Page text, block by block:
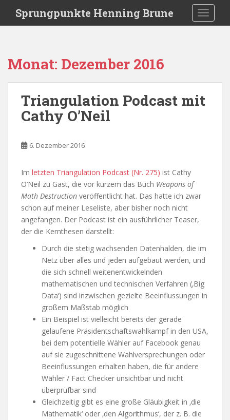
i
Sprungpunkte Henning Brune
Monat: Dezember 2016
Triangulation Podcast mit
Cathy O’Neil
6. Dezember 2016
Im letzten Triangulation Podcast (Nr. 275) ist Cathy
O’Neil zu Gast, die vor kurzem das Buch Weapons of
Math Destruction veröffentlicht hat. Das hatte ich zwar
schon auf meiner Leseliste, aber bisher noch nicht
angefangen. Der Podcast ist ein ausführlicher Teaser,
der die Kernthesen darstellt:
Durch die stetig wachsenden Datenhalden, die im
Netz über alles und jeden aufgebaut werden, und
die sich schnell weitenentwickelnden
mathematischen und technischen Verfahren (‚Big
Data‘) sind inzwischen gezielte Beeinflussungen in
großem Maßstab möglich
Ein Beispiel ist vielleicht bereits der gerade
gelaufene Präsidentschaftswahlkampf in den USA,
bei dem potentielle Wähler auf Facebook genau
auf sie zugeschnittene Wahlversprechungen oder
Beeinflussungen erhalten haben, die für andere
Wähler / Fact Checker unsichtbar und nicht
überprüfbar sind
Gleichzeitig gibt es eine große Gläubigkeit in ‚die
Mathematik‘ oder ‚den Algorithmus‘, der z. B. die